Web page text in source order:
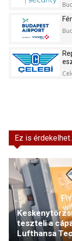
Ez is
teszteli a
Lufthansa